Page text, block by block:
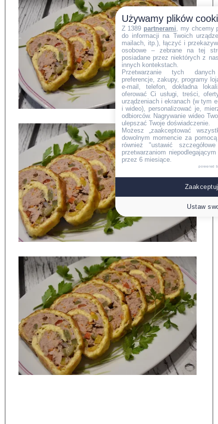
Używamy plików
Z 1389 partnerami , my chcemy
do informacji na Twoich
mailach, itp.), łączyć i
osobowe – zebrane na tej
posiadane przez niektórych z
innych kontekstach.
Przetwarzanie tych danych
preferencje, zakupy, programy
e-mail, telefon, dokładna
oferować Ci usługi, treści,
urządzeniach i ekranach (w tym
i wideo), personalizować je,
odbiorców. Nagrywanie wideo
ulepszać Twoje doświadczenie.
Możesz „zaakceptować
dowolnym momencie za
również "ustawić
przetwarzaniom
przez 6 miesiące.
powered
Ustaw